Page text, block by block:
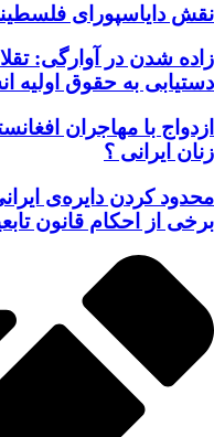
نقش دایاسپورای
زاده شدن در آوارگی:
دستیابی به حقوق اولیه
ازدواج با مهاجران
زنان ایرانی ؟
محدود کردن دایره‌ی
برخی از احکام قانون